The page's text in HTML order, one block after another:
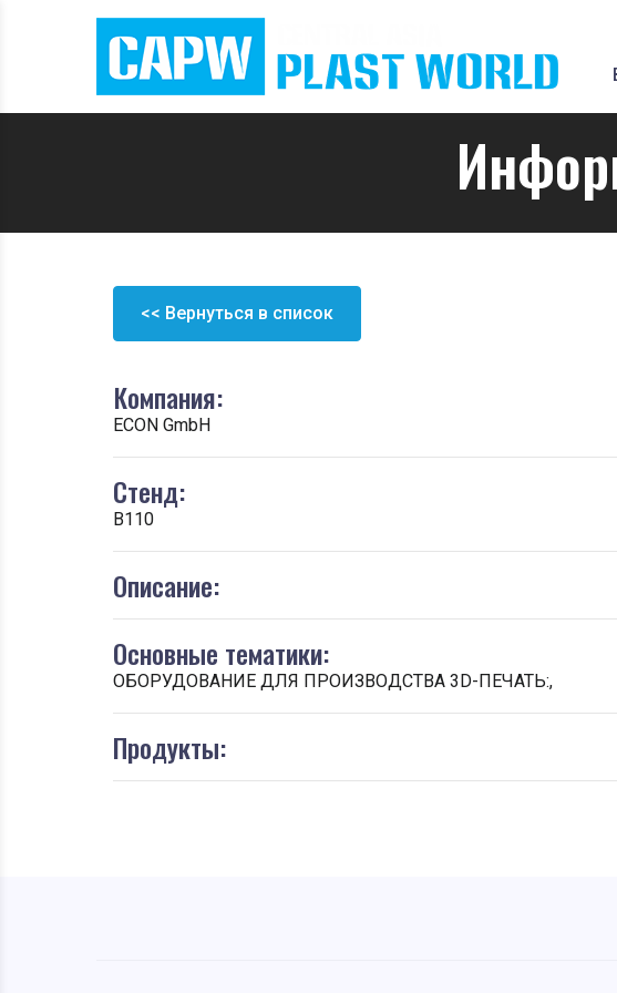
<< Вернуться в список
Компания:
ECON GmbH
Стенд:
B110
Описание:
Основные тематики:
ОБОРУДОВАНИЕ ДЛЯ ПРОИЗВОДСТВА 3D-ПЕЧАТЬ:,
Продукты: